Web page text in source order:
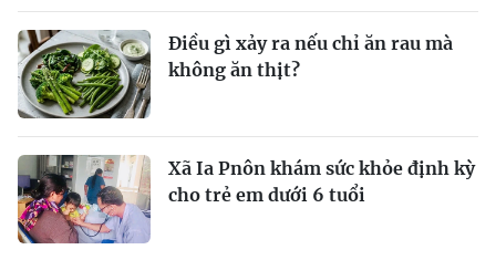
Điều gì xảy ra nếu chỉ ăn rau mà
không ăn thịt?
Xã Ia Pnôn khám sức khỏe định kỳ
cho trẻ em dưới 6 tuổi